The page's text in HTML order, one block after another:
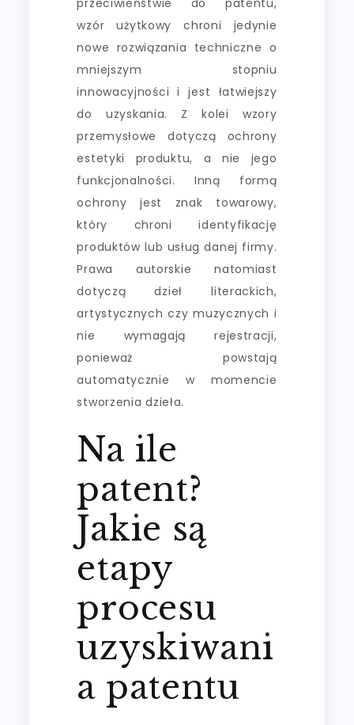
wzór użytkowy chroni jedynie
nowe rozwiązania techniczne o
mniejszym stopniu
innowacyjności i jest łatwiejszy
do uzyskania. Z kolei wzory
przemysłowe dotyczą ochrony
estetyki produktu, a nie jego
funkcjonalności. Inną formą
ochrony jest znak towarowy,
który chroni identyfikację
produktów lub usług danej firmy.
Prawa autorskie natomiast
dotyczą dzieł literackich,
artystycznych czy muzycznych i
nie wymagają rejestracji,
ponieważ powstają
automatycznie w momencie
stworzenia dzieła.
Na ile
patent?
Jakie są
etapy
procesu
uzyskiwani
a patentu